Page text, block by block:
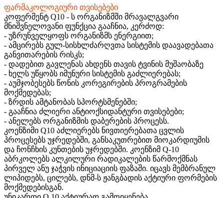
ფარმაკოლოგიური თვისებები
კოფერმენტ Q10 - ს ორგანიზმში მრავალგვარი
მნიშვნელოვანი ფუნქცია გააჩნია, კერძოდ:
- უზრუნველყოფს ორგანიზმს ენერგიით;
- ამცირებს გულ-სისხლძარღვთა სისტემის დაავადებათა
განვითარების რისკს;
- დადებით გავლენას ახდენს თავის ტვინის მუშაობაზე
- ხელს უწყობს იმუნური სისტემის გაძლიერებას;
- აუმჯობესებს წონის კორეგირების პროგრამების
მოქმედებას;
- ზრდის ამტანობას სპორტსმენებში;
- გააჩნია ძლიერი ანტიოქსიდანტური თვისებები;
- ანელებს ორგანიზმის დაბერების პროცესს.
კოენზიმი Q10 აძლიერებს ნივთიერებათა ცვლის
პროცესებს უჯრედებში, განსაკუთრებით მიოკარდიუმის
და ჩონჩხის კუნთების უჯრედებში. კოენზიმ Q-10
აბრკოლებს ალკილური რადიკალების წარმოქმნას
პირველ ანუ ჯაჭვის ინიციაციის ფაზაში. იცავს მემბრანულ
ლიპიდებს, ცილებს, დნმ-ს ჟანგბადის აქტიური ფორმების
მოქმედებისგან.